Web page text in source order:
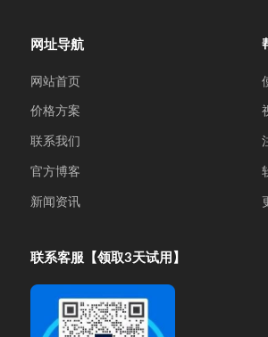
网址导航
网站首页
价格方案
联系我们
官方博客
新闻资讯
联系客服【领取3天试用】